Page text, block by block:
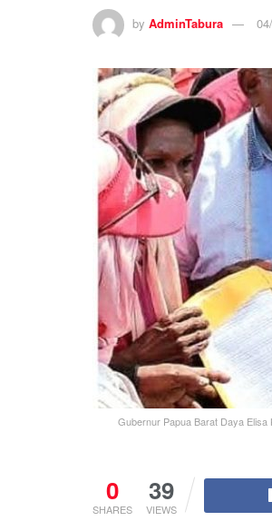
by AdminTabura
Gubernur Papua Barat Daya
0
SHARES
39
VIEWS